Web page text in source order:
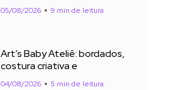
05/08/2026 9 min de leitura
Art’s Baby Ateliê: bordados,
costura criativa e
04/08/2026 5 min de leitura